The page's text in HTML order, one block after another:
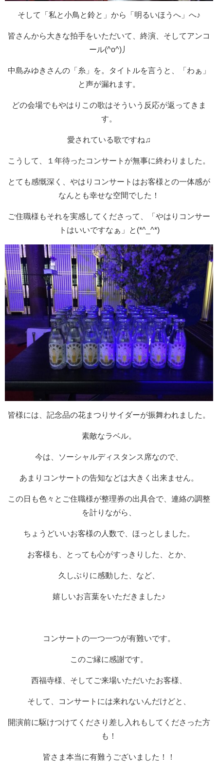
そして「私と小鳥と鈴と」から「明るいほうへ」へ♪
皆さんから大きな拍手をいただいて、終演、そしてアンコ
ール(^o^)丿
中島みゆきさんの「糸」を。タイトルを言うと、「わぁ」
と声が漏れます。
どの会場でもやはりこの歌はそういう反応が返ってきま
す。
愛されている歌ですね♫
こうして、１年待ったコンサートが無事に終わりました。
とても感慨深く、やはりコンサートはお客様との一体感が
なんとも幸せな空間でした！
ご住職様もそれを実感してくださって、「やはりコンサー
トはいいですなぁ」と(*^_^*)
皆様には、記念品の花まつりサイダーが振舞われました。
素敵なラベル。
今は、ソーシャルディスタンス席なので、
あまりコンサートの告知などは大きく出来ません。
この日も色々とご住職様が整理券の出具合で、連絡の調整
を計りながら、
ちょうどいいお客様の人数で、ほっとしました。
お客様も、とっても心がすっきりした、とか、
久しぶりに感動した、など、
嬉しいお言葉をいただきました♪
コンサートの一つ一つが有難いです。
このご縁に感謝です。
西福寺様、そしてご来場いただいたお客様、
そして、コンサートには来れないんだけどと、
開演前に駆けつけてくださり差し入れもしてくださった方
も！
皆さま本当に有難うございました！！